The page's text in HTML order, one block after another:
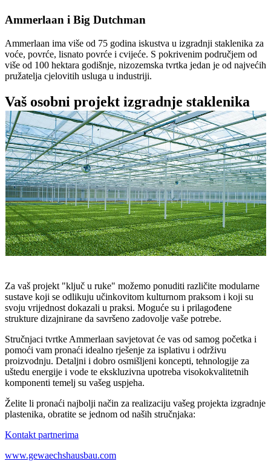
Ammerlaan i Big Dutchman
Ammerlaan ima više od 75 godina iskustva u izgradnji staklenika za
voće, povrće, lisnato povrće i cvijeće. S pokrivenim područjem od
više od 100 hektara godišnje, nizozemska tvrtka jedan je od najvećih
pružatelja cjelovitih usluga u industriji.
Vaš osobni projekt izgradnje staklenika
Za vaš projekt "ključ u ruke" možemo ponuditi različite modularne
sustave koji se odlikuju učinkovitom kulturnom praksom i koji su
svoju vrijednost dokazali u praksi. Moguće su i prilagođene
strukture dizajnirane da savršeno zadovolje vaše potrebe.
Stručnjaci tvrtke Ammerlaan savjetovat će vas od samog početka i
pomoći vam pronaći idealno rješenje za isplativu i održivu
proizvodnju. Detaljni i dobro osmišljeni koncepti, tehnologije za
uštedu energije i vode te ekskluzivna upotreba visokokvalitetnih
komponenti temelj su vašeg uspjeha.
Želite li pronaći najbolji način za realizaciju vašeg projekta izgradnje
plastenika, obratite se jednom od naših stručnjaka:
Kontakt partnerima
www.gewaechshausbau.com